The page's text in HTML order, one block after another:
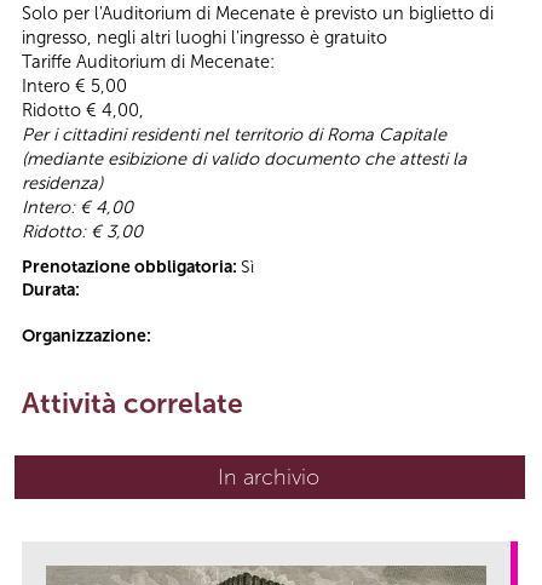
Solo per l'Auditorium di Mecenate è previsto un biglietto di
ingresso, negli altri luoghi l'ingresso è gratuito
Tariffe Auditorium di Mecenate:
Intero € 5,00
Ridotto € 4,00,
Per i cittadini residenti nel territorio di Roma Capitale
(mediante esibizione di valido documento che attesti la
residenza)
Intero: € 4,00
Ridotto: € 3,00
Prenotazione obbligatoria: Sì
Durata:
Organizzazione:
Attività correlate
In archivio